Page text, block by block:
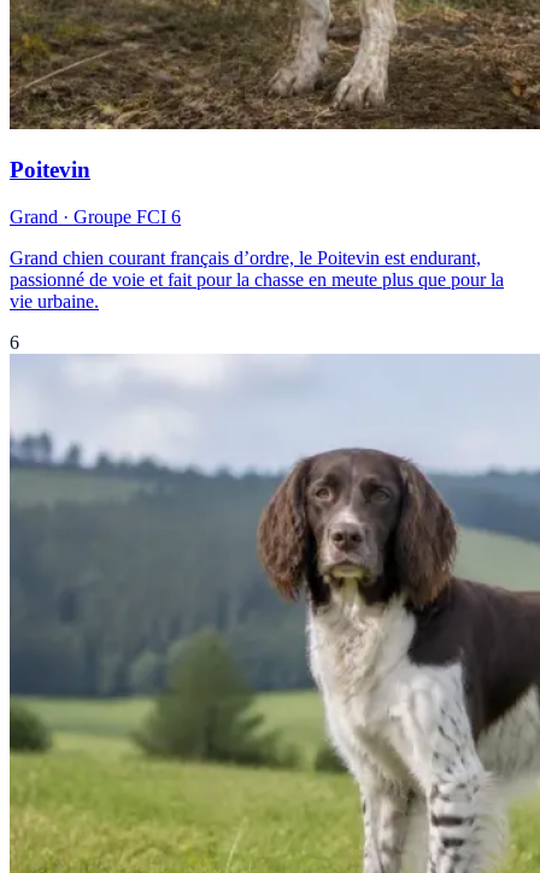
Poitevin
Grand · Groupe FCI 6
Grand chien courant français d’ordre, le Poitevin est endurant,
passionné de voie et fait pour la chasse en meute plus que pour la
vie urbaine.
6